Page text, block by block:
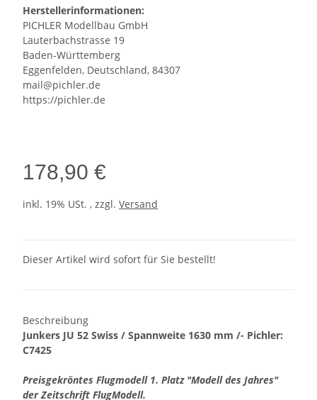
Herstellerinformationen:
PICHLER Modellbau GmbH
Lauterbachstrasse 19
Baden-Württemberg
Eggenfelden, Deutschland, 84307
mail@pichler.de
https://pichler.de
178,90 €
inkl. 19% USt. , zzgl. Versand
Dieser Artikel wird sofort für Sie bestellt!
Beschreibung
Junkers JU 52 Swiss / Spannweite 1630 mm /- Pichler:
C7425
Preisgekröntes Flugmodell 1. Platz "Modell des Jahres"
der Zeitschrift FlugModell.